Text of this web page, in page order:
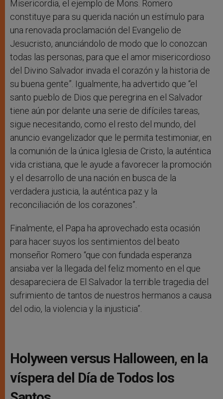
Misericordia, el ejemplo de Mons. Romero
constituye para su querida nación un estímulo para
una renovada proclamación del Evangelio de
Jesucristo, anunciándolo de modo que lo conozcan
todas las personas, para que el amor misericordioso
del Divino Salvador invada el corazón y la historia de
su buena gente”. Igualmente, ha advertido que “el
santo pueblo de Dios que peregrina en el Salvador
tiene aún por delante una serie de difíciles tareas,
sigue necesitando, como el resto del mundo, del
anuncio evangelizador que le permita testimoniar, en
la comunión de la única Iglesia de Cristo, la auténtica
vida cristiana, que le ayude a favorecer la promoción
y el desarrollo de una nación en busca de la
verdadera justicia, la auténtica paz y la
reconciliación de los corazones”.
Finalmente, el Papa ha aprovechado esta ocasión
para hacer suyos los sentimientos del beato
monseñor Romero “que con fundada esperanza
ansiaba ver la llegada del feliz momento en el que
desapareciera de El Salvador la terrible tragedia del
sufrimiento de tantos de nuestros hermanos a causa
del odio, la violencia y la injusticia”.
Holyween versus Halloween, en la
ví­spera del Dí­a de Todos los